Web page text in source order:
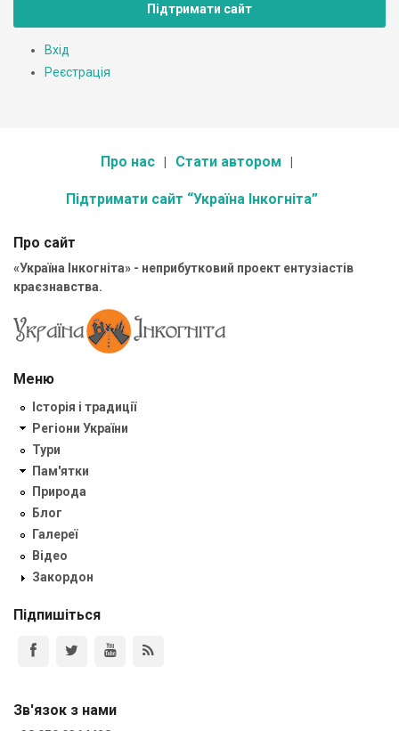
Підтримати сайт
Вхід
Реєстрація
Про нас Стати автором
Підтримати сайт “Україна Інкогніта”
Про сайт
«Україна Інкогніта» - неприбутковий проект ентузіастів
краєзнавства.
Меню
Історія і традиції
Регіони України
Тури
Пам'ятки
Природа
Блог
Галереї
Відео
Закордон
Підпишіться
Зв'язок з нами